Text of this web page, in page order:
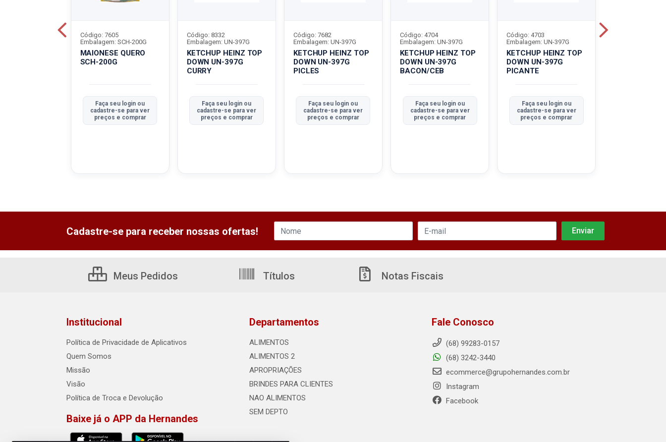
MAIONESE QUERO
SCH-200G
Código: 7605
Embalagem: SCH-200G
Faça seu login ou
cadastre-se para ver
preços e comprar
KETCHUP HEINZ TOP
DOWN UN-397G
CURRY
Código: 8332
Embalagem: UN-397G
Faça seu login ou
cadastre-se para ver
preços e comprar
KETCHUP HEINZ TOP
DOWN UN-397G
PICLES
Código: 7682
Embalagem: UN-397G
Faça seu login ou
cadastre-se para ver
preços e comprar
KETCHUP HEINZ TOP
DOWN UN-397G
BACON/CEB
Código: 4704
Embalagem: UN-397G
Faça seu login ou
cadastre-se para ver
preços e comprar
KETCHUP HEINZ TOP
DOWN UN-397G
PICANTE
Código: 4703
Embalagem: UN-397G
Faça seu login ou
cadastre-se para ver
preços e comprar
Cadastre-se para receber nossas ofertas!
Meus Pedidos Títulos Notas Fiscais
Institucional
Política de Privacidade de Aplicativos
Quem Somos
Missão
Visão
Política de Troca e Devolução
Baixe já o APP da Hernandes
Departamentos
ALIMENTOS
ALIMENTOS 2
APROPRIAÇÕES
BRINDES PARA CLIENTES
NAO ALIMENTOS
SEM DEPTO
Fale Conosco
(68) 99283-0157
(68) 3242-3440
ecommerce@grupohernandes.com.br
Instagram
Facebook